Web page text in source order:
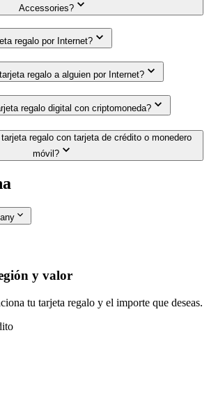
Accessories?
regalo por Internet?
regalo a alguien por Internet?
regalo digital con criptomoneda?
regalo con tarjeta de crédito o monedero
móvil?
y valor
tu tarjeta regalo y el importe que deseas.